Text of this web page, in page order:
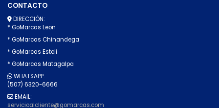
CONTACTO
DIRECCIÓN:
* GoMarcas Leon
* GoMarcas Chinandega
* GoMarcas Esteli
* GoMarcas Matagalpa
WHATSAPP:
(507) 6320-6666
EMAIL:
servicioalcliente@gomarcas.com